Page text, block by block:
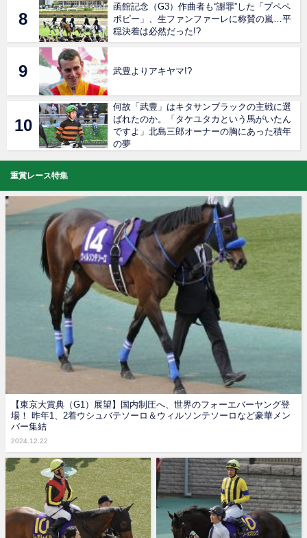
函館記念（G3）作曲者も“謝罪”した「プペペ
ポピー」、生ファンファーレに称賛の嵐…平
穏決着は必然だった!?
武豊よりアキヤマ!?
何故「武豊」はキタサンブラックの主戦に選
ばれたのか。「タケユタカという馬がいたん
ですよ」北島三郎オーナーの胸にあった積年
の夢
重賞レース特集
【東京大賞典（G1）展望】国内制圧へ、世界のフォーエバーヤング登
場！ 昨年1、2着ウシュバテソーロ＆ウィルソンテソーロなど豪華メン
バー集結
2024.12.22